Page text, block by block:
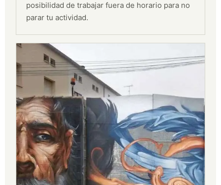
posibilidad de trabajar fuera de horario para no
parar tu actividad.